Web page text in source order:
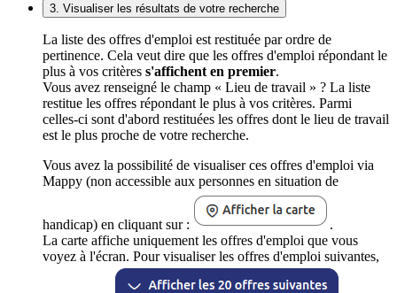
3. Visualiser les résultats de votre recherche
La liste des offres d'emploi est restituée par ordre de
pertinence. Cela veut dire que les offres d'emploi répondant le
plus à vos critères s'affichent en premier.
Vous avez renseigné le champ « Lieu de travail » ? La liste
restitue les offres répondant le plus à vos critères. Parmi
celles-ci sont d'abord restituées les offres dont le lieu de travail
est le plus proche de votre recherche.
Vous avez la possibilité de visualiser ces offres d'emploi via
Mappy (non accessible aux personnes en situation de
handicap) en cliquant sur :
.
La carte affiche uniquement les offres d'emploi que vous
voyez à l'écran. Pour visualiser les offres d'emploi suivantes,